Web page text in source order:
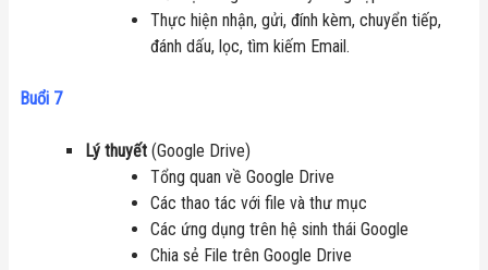
Thực hiện nhận, gửi, đính kèm, chuyển tiếp,
đánh dấu, lọc, tìm kiếm Email.
Buổi 7
Lý thuyết (Google Drive)
Tổng quan về Google Drive
Các thao tác với file và thư mục
Các ứng dụng trên hệ sinh thái Google
Chia sẻ File trên Google Drive